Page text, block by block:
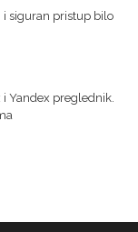
i siguran pristup bilo
Yandex preglednik.